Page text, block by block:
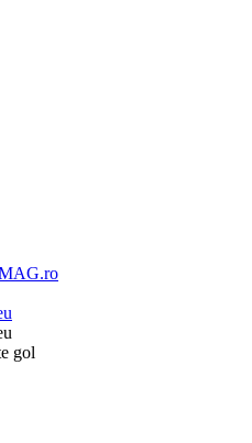
gol